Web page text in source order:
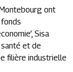
ont
Sisa
et de
filière industrielle